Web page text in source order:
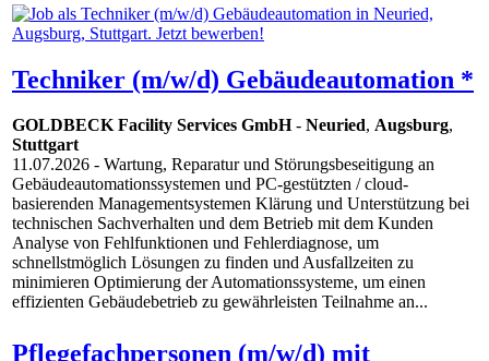
Techniker (m/w/d) Gebäudeautomation *
GOLDBECK Facility Services GmbH- Neuried, Augsburg,
Stuttgart
11.07.2026 - Wartung, Reparatur und Störungsbeseitigung an
Gebäudeautomationssystemen und PC-gestützten / cloud-
basierenden Managementsystemen Klärung und Unterstützung bei
technischen Sachverhalten und dem Betrieb mit dem Kunden
Analyse von Fehlfunktionen und Fehlerdiagnose, um
schnellstmöglich Lösungen zu finden und Ausfallzeiten zu
minimieren Optimierung der Automationssysteme, um einen
effizienten Gebäudebetrieb zu gewährleisten Teilnahme an...
Pflegefachpersonen (m/w/d) mit